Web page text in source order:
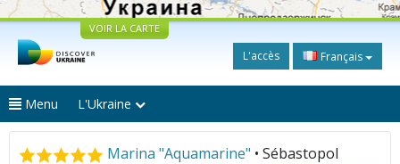
VOIR LA CARTE
L'accès Français
Menu L'Ukraine
Marina "Aquamarine" • Sébastopol